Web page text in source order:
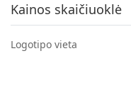
Kainos skaičiuoklė
Logotipo vieta